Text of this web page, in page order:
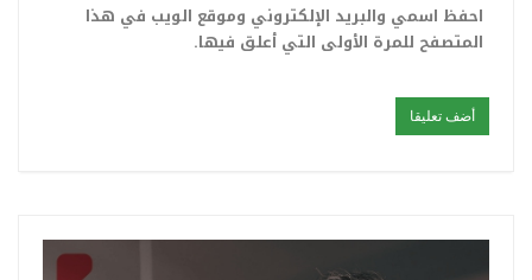
احفظ اسمي والبريد الإلكتروني وموقع الويب في هذا
المتصفح للمرة الأولى التي أعلق فيها.